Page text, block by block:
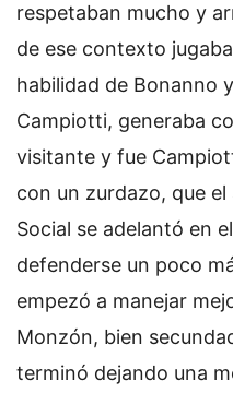
respetaban mucho y
de ese contexto
habilidad de Bonanno
Campiotti, generaba
visitante y fue
con un zurdazo, que
Social se adelantó en
defenderse un poco
empezó a manejar
Monzón, bien
terminó dejando una